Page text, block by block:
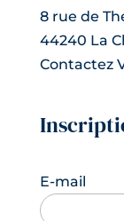
8 rue de
44240 La
Contactez
E-mail